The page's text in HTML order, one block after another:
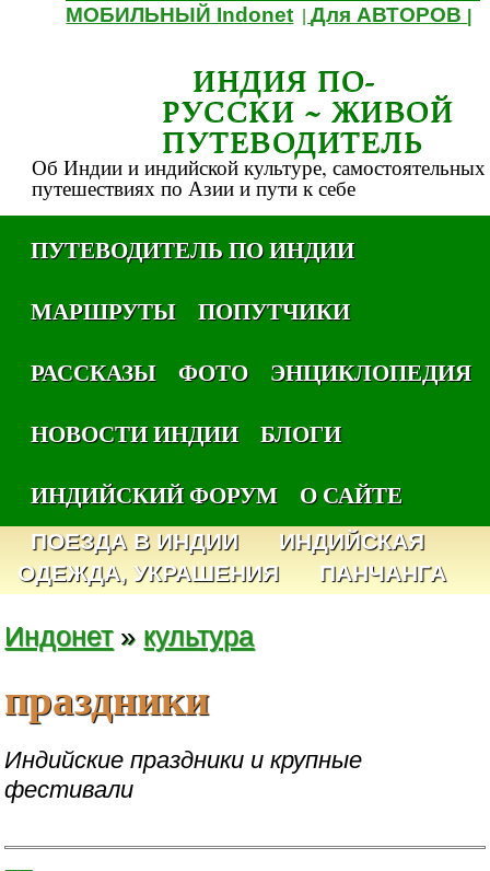
МОБИЛЬНЫЙ Indonet |Для АВТОРОВ
ИНДИЯ ПО-
РУССКИ ~ ЖИВОЙ
ПУТЕВОДИТЕЛЬ
Об Индии и индийской культуре, самостоятельных
путешествиях по Азии и пути к себе
ПУТЕВОДИТЕЛЬ ПО ИНДИИ
МАРШРУТЫ
ПОПУТЧИКИ
РАССКАЗЫ
ФОТО
ЭНЦИКЛОПЕДИЯ
НОВОСТИ ИНДИИ
БЛОГИ
ИНДИЙСКИЙ ФОРУМ
О САЙТЕ
ПОЕЗДА В ИНДИИ
ИНДИЙСКАЯ
ОДЕЖДА, УКРАШЕНИЯ
ПАНЧАНГА
Индонет» культура
праздники
Индийские праздники и крупные
фестивали